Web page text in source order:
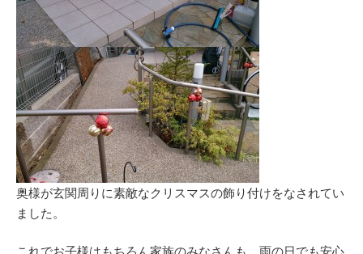
奥様が玄関周りに素敵なクリスマスの飾り付けをなされてい
ました。
これでお子様はもちろん家族のみなさんも、雨の日でも安心